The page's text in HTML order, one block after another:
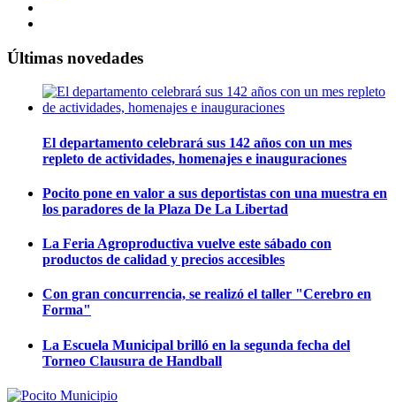
Últimas novedades
El departamento celebrará sus 142 años con un mes
repleto de actividades, homenajes e inauguraciones
Pocito pone en valor a sus deportistas con una muestra en
los paradores de la Plaza De La Libertad
La Feria Agroproductiva vuelve este sábado con
productos de calidad y precios accesibles
Con gran concurrencia, se realizó el taller "Cerebro en
Forma"
La Escuela Municipal brilló en la segunda fecha del
Torneo Clausura de Handball